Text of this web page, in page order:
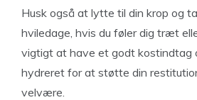
Husk også at lytte til din krop og
hviledage, hvis du føler dig træt
vigtigt at have et godt kostindtag
hydreret for at støtte din
velvære.